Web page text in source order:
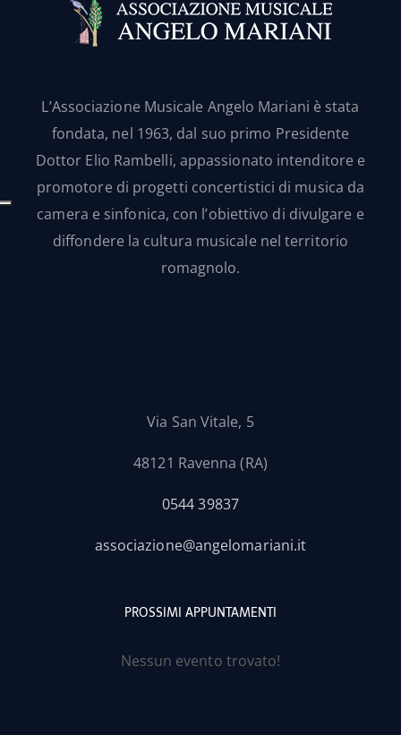
L’Associazione Musicale Angelo Mariani è stata
fondata, nel 1963, dal suo primo Presidente
Dottor Elio Rambelli, appassionato intenditore e
promotore di progetti concertistici di musica da
camera e sinfonica, con l’obiettivo di divulgare e
diffondere la cultura musicale nel territorio
romagnolo.
Via San Vitale, 5
48121 Ravenna (RA)
0544 39837
associazione@angelomariani.it
PROSSIMI APPUNTAMENTI
Nessun evento trovato!